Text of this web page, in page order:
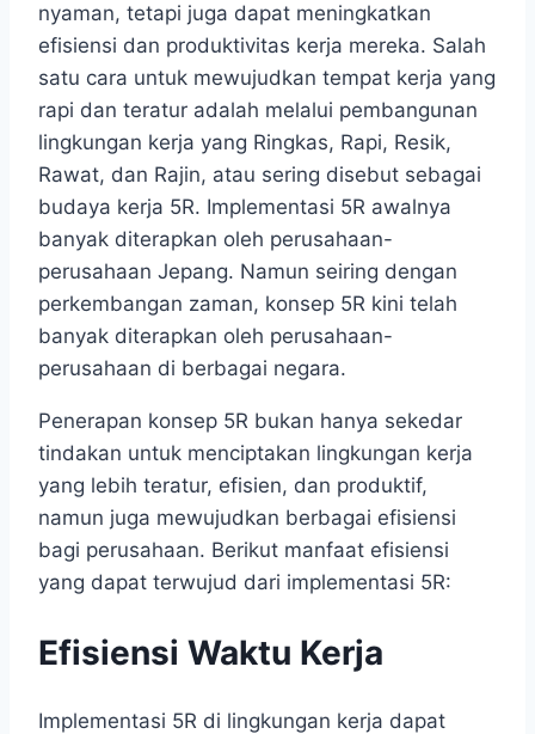
nyaman, tetapi juga dapat meningkatkan
efisiensi dan produktivitas kerja mereka. Salah
satu cara untuk mewujudkan tempat kerja yang
rapi dan teratur adalah melalui pembangunan
lingkungan kerja yang Ringkas, Rapi, Resik,
Rawat, dan Rajin, atau sering disebut sebagai
budaya kerja 5R. Implementasi 5R awalnya
banyak diterapkan oleh perusahaan-
perusahaan Jepang. Namun seiring dengan
perkembangan zaman, konsep 5R kini telah
banyak diterapkan oleh perusahaan-
perusahaan di berbagai negara.
Penerapan konsep 5R bukan hanya sekedar
tindakan untuk menciptakan lingkungan kerja
yang lebih teratur, efisien, dan produktif,
namun juga mewujudkan berbagai efisiensi
bagi perusahaan. Berikut manfaat efisiensi
yang dapat terwujud dari implementasi 5R:
Efisiensi Waktu Kerja
Implementasi 5R di lingkungan kerja dapat